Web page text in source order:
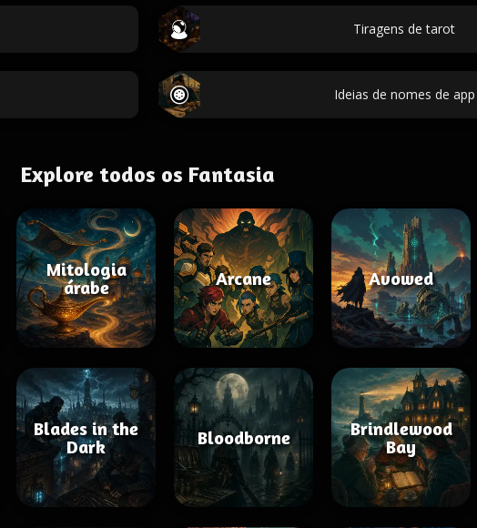
Tiragens de tarot
Ideias de nomes de app
Explore todos os Fantasia
Mitologia
árabe
Arcane Avowed
Blades in the
Dark
Bloodborne
Brindlewood
Bay